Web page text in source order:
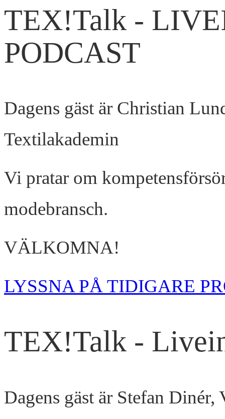
TEX!Talk -
PODCAST
Dagens gäst är Christian
Textilakademin
Vi pratar om
modebransch.
VÄLKOMNA!
LYSSNA PÅ TIDIGARE
TEX!Talk -
Dagens gäst är Stefan